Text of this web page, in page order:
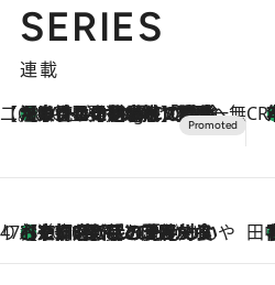
SERIES
連載
【CREA×星野リゾート】唯一無二。癒しと発見が待つ場所へ
10 Hours Ago
【トンボの足水浴】ヒノキの香りに包まれて涼感マックス！約13℃の湧水かけ流しを避暑地「星野温泉 トンボの湯」で体験 「
47都道府県の手みやげ ひんやりスイーツで夏を満喫
2026.8.7
【京都府】この夏絶対食べたい 冷やしておいしいおやつ3選 ひと口目から心を掴む新緑のテリーヌ 田「湘